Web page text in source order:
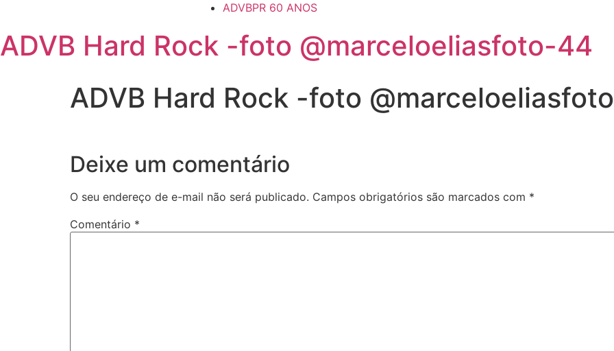
ADVBPR 60 ANOS
ADVB Hard Rock -foto @marceloeliasfoto-44
ADVB Hard Rock -foto
Deixe um comentário
O seu endereço de e-mail não será publicado. Campos obrigatórios são marcados com *
Comentário *